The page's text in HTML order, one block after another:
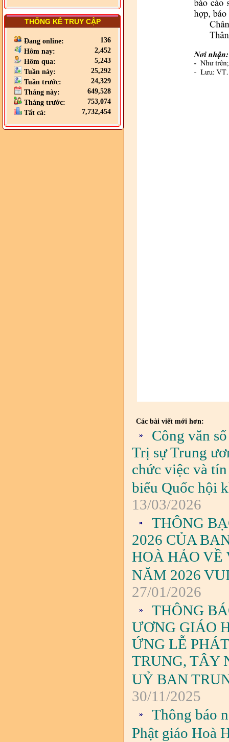
THỐNG KÊ TRUY CẬP
Đang online:
136
Hôm nay:
2,452
Hôm qua:
5,243
Tuần này:
25,292
Tuần trước:
24,329
Tháng này:
649,528
Tháng trước:
753,074
Tất cả:
7,732,454
Các bài viết mới hơn:
Công văn
Trị sự Trung
chức việc và
biểu Quốc hội
13/03/2026
THÔNG
2026 CỦA
HOÀ HẢO VỀ
NĂM 2026
27/01/2026
THÔNG
ƯƠNG GIÁO
ỨNG LỄ
TRUNG, TÂY
UỶ BAN
30/11/2025
Thông báo
Phật giáo Hoà